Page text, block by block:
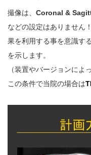
撮像は、 Coronal &
などの設定はありません
果を利用する事を意識す
を示します。
（装置やバージョンによ
この条件で当院の場合は